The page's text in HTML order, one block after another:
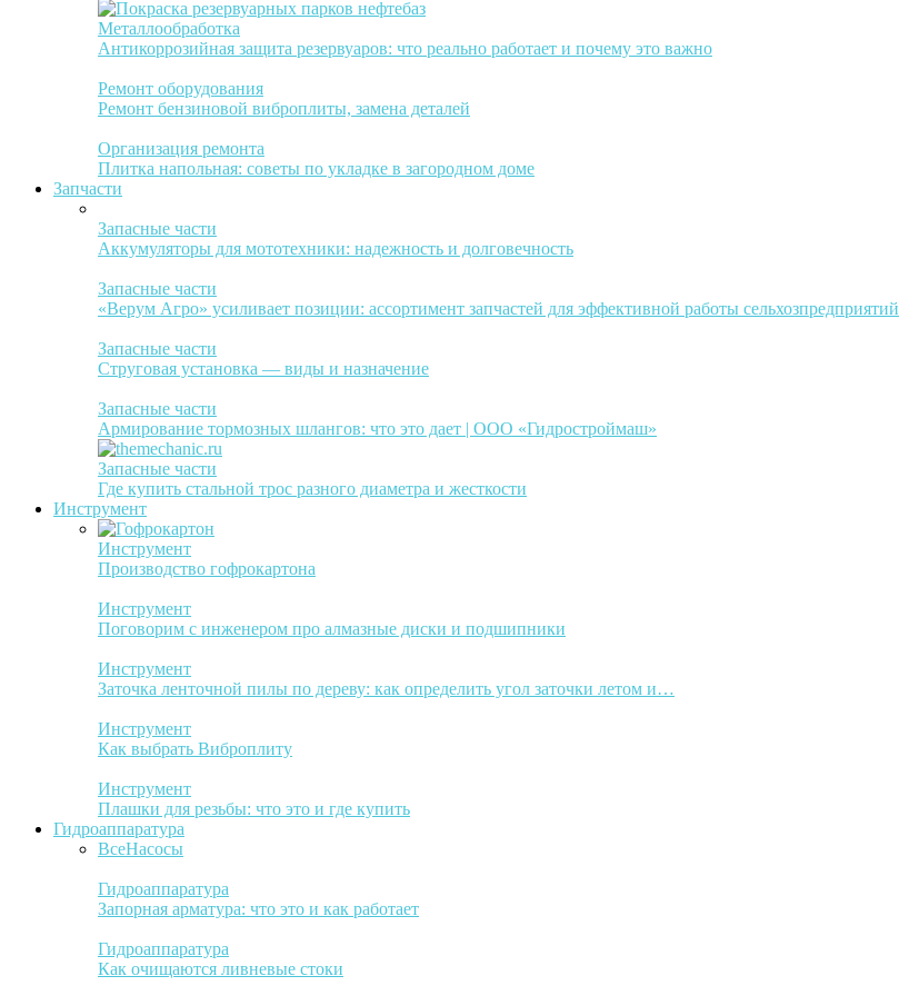
Металлообработка
Антикоррозийная защита резервуаров: что реально работает и почему это важно
Ремонт оборудования
Ремонт бензиновой виброплиты, замена деталей
Организация ремонта
Плитка напольная: советы по укладке в загородном доме
Запчасти
Запасные части
Аккумуляторы для мототехники: надежность и долговечность
Запасные части
«Верум Агро» усиливает позиции: ассортимент запчастей для эффективной работы сельхозпредприятий
Запасные части
Струговая установка — виды и назначение
Запасные части
Армирование тормозных шлангов: что это дает | ООО «Гидростроймаш»
Запасные части
Где купить стальной трос разного диаметра и жесткости
Инструмент
Инструмент
Производство гофрокартона
Инструмент
Поговорим с инженером про алмазные диски и подшипники
Инструмент
Заточка ленточной пилы по дереву: как определить угол заточки летом и…
Инструмент
Как выбрать Виброплиту
Инструмент
Плашки для резьбы: что это и где купить
Гидроаппаратура
ВсеНасосы
Гидроаппаратура
Запорная арматура: что это и как работает
Гидроаппаратура
Как очищаются ливневые стоки